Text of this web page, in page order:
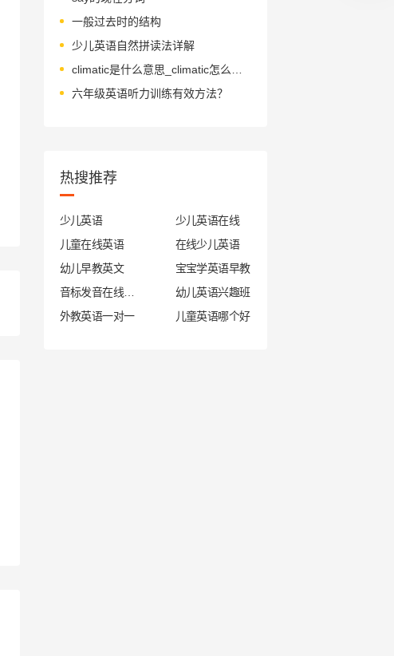
一般过去时的结构
少儿英语自然拼读法详解
六年级英语听力训练有效方法？
热搜推荐
少儿英语
少儿英语在线
儿童在线英语
在线少儿英语
幼儿早教英文
宝宝学英语早教
幼儿英语兴趣班
外教英语一对一
儿童英语哪个好